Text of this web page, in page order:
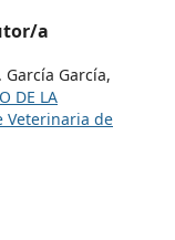
a
García García,
DE LA
Veterinaria de